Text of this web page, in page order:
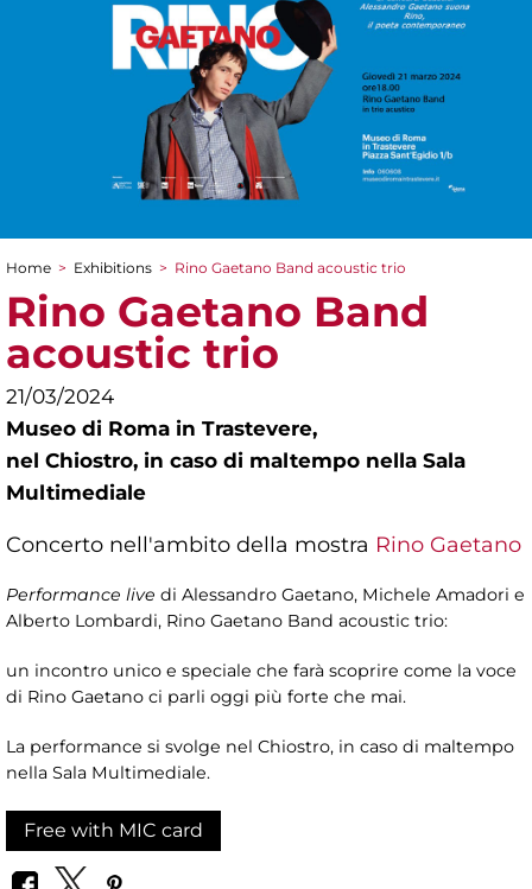
You are here
Home > Exhibitions > Rino Gaetano Band acoustic trio
Rino Gaetano Band
acoustic trio
21/03/2024
Museo di Roma in Trastevere,
nel Chiostro, in caso di maltempo nella Sala
Multimediale
Concerto nell'ambito della mostra Rino Gaetano
Performance live di Alessandro Gaetano, Michele Amadori e
Alberto Lombardi, Rino Gaetano Band acoustic trio:
un incontro unico e speciale che farà scoprire come la voce
di Rino Gaetano ci parli oggi più forte che mai.
La performance si svolge nel Chiostro, in caso di maltempo
nella Sala Multimediale.
Free with MIC card